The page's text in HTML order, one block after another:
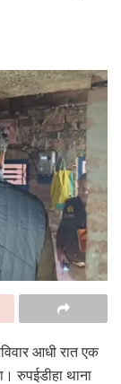
आधी रात एक
रुपईडीहा थाना